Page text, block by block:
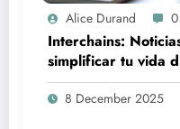
Alice Durand 0
Interchains:
simplificar tu vida
8 December 2025